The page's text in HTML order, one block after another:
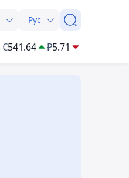
Рус
€541.64 ₽5.71